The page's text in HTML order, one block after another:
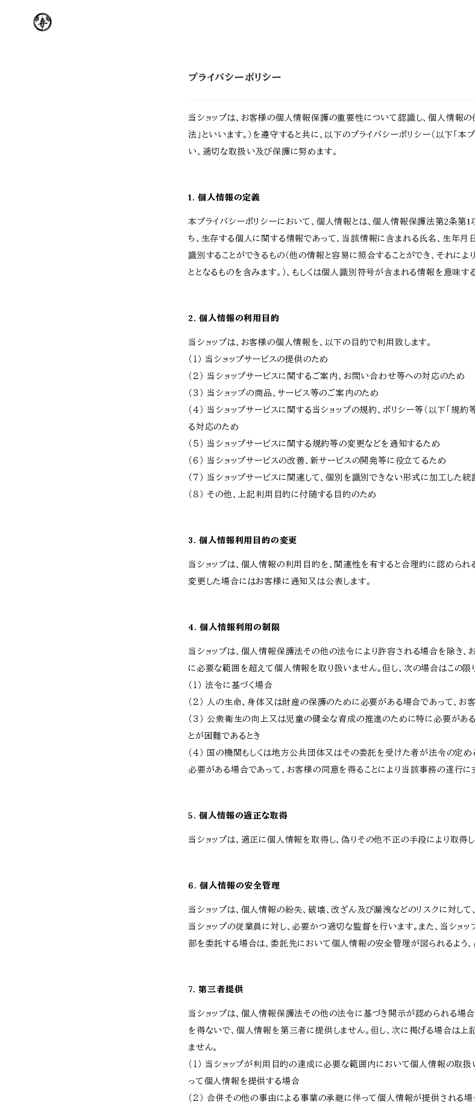
プライバシーポリシー
当ショップは、お客様の個人情報保護の重要性について認識し、個人情報
法」といいます。）を遵守すると共に、以下のプライバシーポリシー（以下「本
い、適切な取扱い及び保護に努めます。
1. 個人情報の定義
本プライバシーポリシーにおいて、個人情報とは、個人情報保護法第2条第
ち、生存する個人に関する情報であって、当該情報に含まれる氏名、生年
識別することができるもの（他の情報と容易に照合することができ、それに
ととなるものを含みます。）、もしくは個人識別符号が含まれる情報を意味する
2. 個人情報の利用目的
当ショップは、お客様の個人情報を、以下の目的で利用致します。
（１） 当ショップサービスの提供のため
（２） 当ショップサービスに関するご案内、お問い合わせ等への対応のため
（３） 当ショップの商品、サービス等のご案内のため
（４） 当ショップサービスに関する当ショップの規約、ポリシー等（以下「規
る対応のため
（５） 当ショップサービスに関する規約等の変更などを通知するため
（６） 当ショップサービスの改善、新サービスの開発等に役立てるため
（７） 当ショップサービスに関連して、個別を識別できない形式に加工した
（８） その他、上記利用目的に付随する目的のため
3. 個人情報利用目的の変更
当ショップは、個人情報の利用目的を、関連性を有すると合理的に認められ
変更した場合にはお客様に通知又は公表します。
4. 個人情報利用の制限
当ショップは、個人情報保護法その他の法令により許容される場合を除き
に必要な範囲を超えて個人情報を取り扱いません。但し、次の場合はこの限
（１） 法令に基づく場合
（２） 人の生命、身体又は財産の保護のために必要がある場合であって、お
（３） 公衆衛生の向上又は児童の健全な育成の推進のために特に必要があ
とが困難であるとき
（４） 国の機関もしくは地方公共団体又はその委託を受けた者が法令の定
必要がある場合であって、お客様の同意を得ることにより当該事務の遂行
5. 個人情報の適正な取得
当ショップは、適正に個人情報を取得し、偽りその他不正の手段により取得し
6. 個人情報の安全管理
当ショップは、個人情報の紛失、破壊、改ざん及び漏洩などのリスクに対し
当ショップの従業員に対し、必要かつ適切な監督を行います。また、当ショ
部を委託する場合は、委託先において個人情報の安全管理が図られるよう
7. 第三者提供
当ショップは、個人情報保護法その他の法令に基づき開示が認められる場
を得ないで、個人情報を第三者に提供しません。但し、次に掲げる場合は
ません。
（１） 当ショップが利用目的の達成に必要な範囲内において個人情報の取
って個人情報を提供する場合
（２） 合併その他の事由による事業の承継に伴って個人情報が提供される